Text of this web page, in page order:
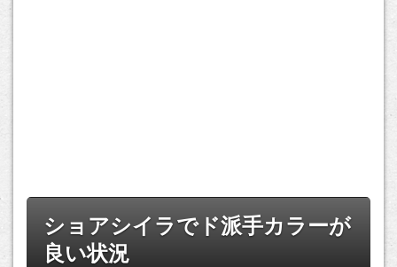
ショアシイラでド派手カラーが
良い状況